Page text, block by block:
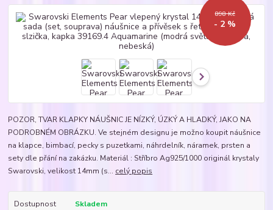
898 Kč
- 2 %
POZOR, TVAR KLAPKY NÁUŠNIC JE NÍZKÝ, ÚZKÝ A HLADKÝ, JAKO NA
PODROBNÉM OBRÁZKU. Ve stejném designu je možno koupit náušnice
na klapce, bimbací, pecky s puzetkami, náhrdelník, náramek, prsten a
sety dle přání na zakázku. Materiál : Stříbro Ag925/1000 originál krystaly
Swarovski, velikost 14mm (s... celý popis
Dostupnost Skladem